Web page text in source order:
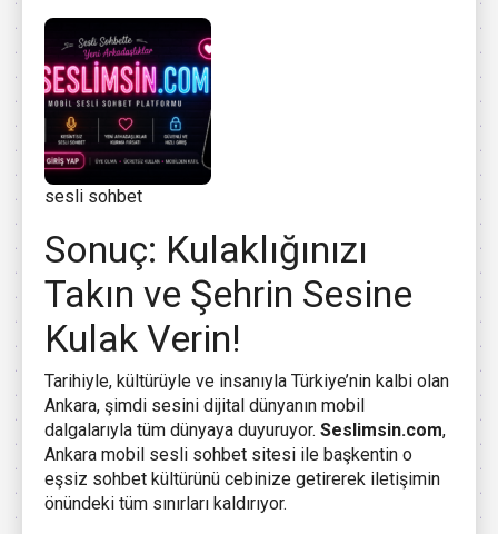
sesli sohbet
Sonuç: Kulaklığınızı
Takın ve Şehrin Sesine
Kulak Verin!
Tarihiyle, kültürüyle ve insanıyla Türkiye’nin kalbi olan
Ankara, şimdi sesini dijital dünyanın mobil
dalgalarıyla tüm dünyaya duyuruyor. Seslimsin.com,
Ankara mobil sesli sohbet sitesi ile başkentin o
eşsiz sohbet kültürünü cebinize getirerek iletişimin
önündeki tüm sınırları kaldırıyor.